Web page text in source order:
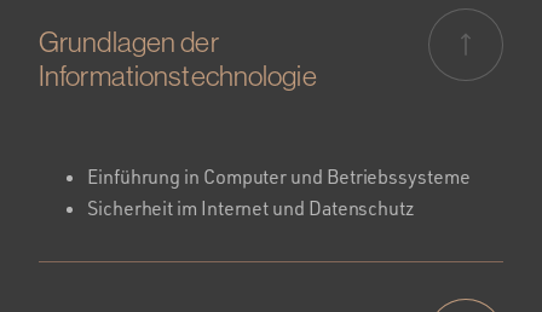
Grundlagen der
Informationstechnologie
Einführung in Computer und Betriebssysteme
Sicherheit im Internet und Datenschutz